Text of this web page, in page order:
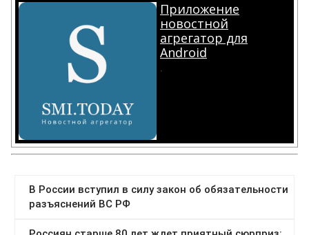
Приложение
новостной
агрегатор для
Android
.